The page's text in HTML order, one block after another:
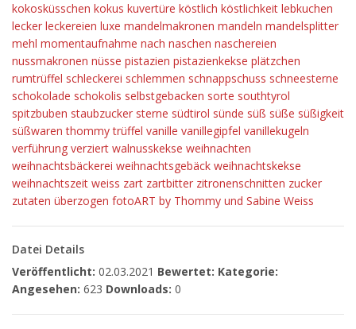
kokosküsschen kokus kuvertüre köstlich köstlichkeit lebkuchen
lecker leckereien luxe mandelmakronen mandeln mandelsplitter
mehl momentaufnahme nach naschen naschereien
nussmakronen nüsse pistazien pistazienkekse plätzchen
rumtrüffel schleckerei schlemmen schnappschuss schneesterne
schokolade schokolis selbstgebacken sorte southtyrol
spitzbuben staubzucker sterne südtirol sünde süß süße süßigkeit
süßwaren thommy trüffel vanille vanillegipfel vanillekugeln
verführung verziert walnusskekse weihnachten
weihnachtsbäckerei weihnachtsgebäck weihnachtskekse
weihnachtszeit weiss zart zartbitter zitronenschnitten zucker
zutaten überzogen fotoART by Thommy und Sabine Weiss
Datei Details
Veröffentlicht: 02.03.2021 Bewertet: Kategorie:
Angesehen: 623 Downloads: 0